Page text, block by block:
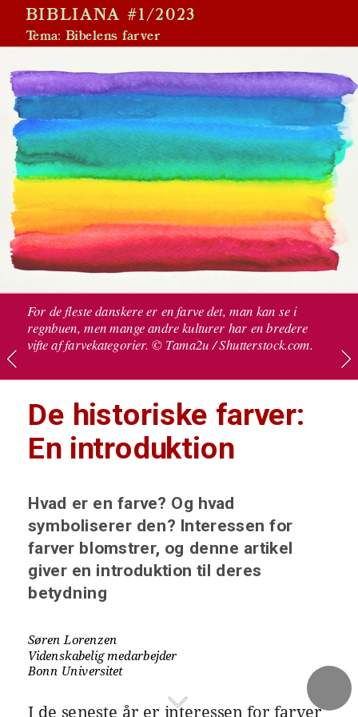
BIBLIANA #1/2023
Tema: Bibelens farver
For de fleste danskere er en farve det, man kan se i
regnbuen, men mange andre kulturer har en bredere
vifte af farvekategorier. © Tama2u / Shutterstock.com.
De historiske farver:
En introduktion
Hvad er en farve? Og hvad
symboliserer den? Interessen for
farver blomstrer, og denne artikel
giver en introduktion til deres
betydning
Søren Lorenzen
Videnskabelig medarbejder
Bonn Universitet
I de seneste år er interessen for farver